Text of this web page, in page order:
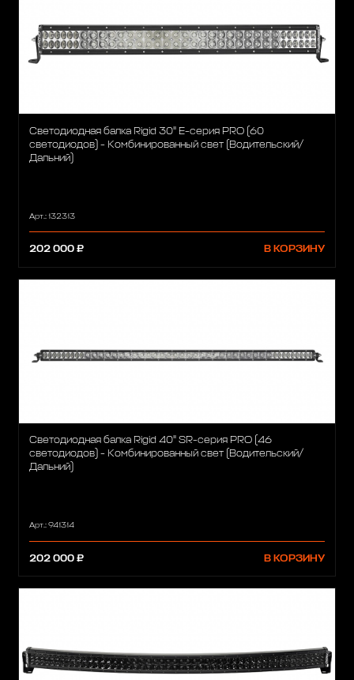
Светодиодная балка Rigid 30" Е-серия PRO (60
светодиодов) - Комбинированный свет (Водительский/
Дальний)
Арт.: 132313
202 000 ₽ В КОРЗИНУ
Светодиодная балка Rigid 40" SR-серия PRO (46
светодиодов) - Комбинированный свет (Водительский/
Дальний)
Арт.: 941314
202 000 ₽ В КОРЗИНУ